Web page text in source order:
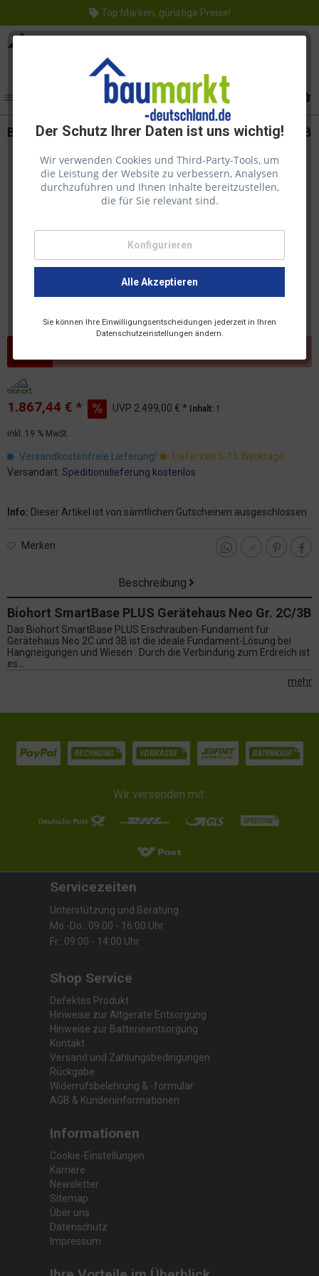
Top Marken, günstige Preise!
Der Schutz Ihrer Daten ist uns wichtig!
Wir verwenden Cookies und Third-Party-Tools, um
die Leistung der Website zu verbessern, Analysen
durchzuführen und Ihnen Inhalte bereitzustellen,
die für Sie relevant sind.
Konfigurieren
Alle Akzeptieren
Sie können Ihre Einwilligungsentscheidungen jederzeit in Ihren
Datenschutzeinstellungen ändern.
Biohort SmartBase PLUS Gerätehaus Neo Gr. 2C/3B
1.867,44 € * UVP 2.499,00 € * Inhalt: 1
inkl. 19 % MwSt.
Versandkostenfreie Lieferung!
Lieferzeit 5-15 Werktage
Versandart: Speditionslieferung kostenlos
Info: Dieser Artikel ist von sämtlichen Gutscheinen ausgeschlossen
Merken
Beschreibung
Biohort SmartBase PLUS Gerätehaus Neo Gr. 2C/3B
Das Biohort SmartBase PLUS Erschrauben-Fundament für
Gerätehaus Neo 2C und 3B ist die ideale Fundament-Lösung bei
Hangneigungen und Wiesen . Durch die Verbindung zum Erdreich ist
es...
mehr
Wir versenden mit:
Servicezeiten
Unterstützung und Beratung
Mo.-Do.: 09:00 - 16:00 Uhr
Fr.: 09:00 - 14:00 Uhr
Shop Service
Defektes Produkt
Hinweise zur Altgeräte Entsorgung
Hinweise zur Batterieentsorgung
Kontakt
Versand und Zahlungsbedingungen
Rückgabe
Widerrufsbelehrung & -formular
AGB & Kundeninformationen
Informationen
Cookie-Einstellungen
Karriere
Newsletter
Sitemap
Über uns
Datenschutz
Impressum